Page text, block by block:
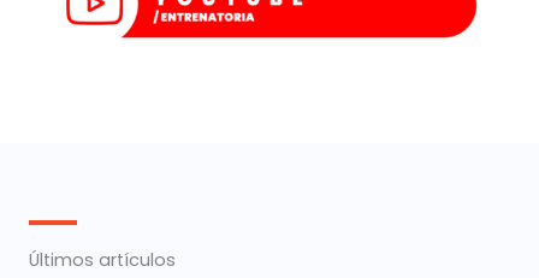
Últimos artículos